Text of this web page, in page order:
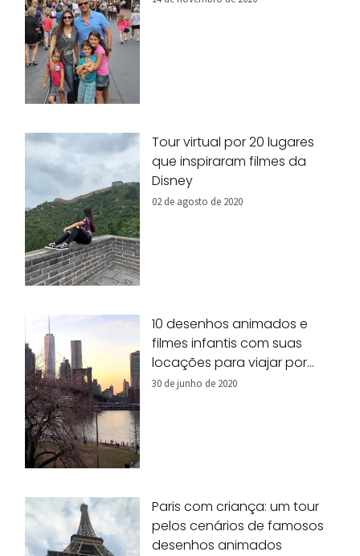
Tour virtual por 20 lugares
que inspiraram filmes da
Disney
02 de agosto de 2020
10 desenhos animados e
filmes infantis com suas
locações para viajar por
Nova York!
30 de junho de 2020
Paris com criança: um tour
pelos cenários de famosos
desenhos animados